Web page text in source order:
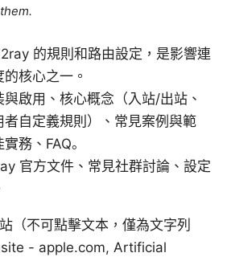
的規則和路由設定，是影響連
核心之一。
啟用、核心概念（入站/出站、
者自定義規則）、常見案例與範
務、FAQ。
官方文件、常見社群討論、設定
（不可點擊文本，僅為文字列
- apple.com, Artificial